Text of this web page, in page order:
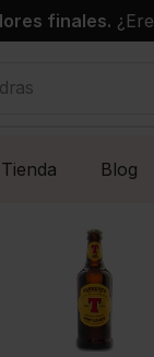
finales.
Tienda Blog